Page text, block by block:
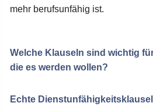
mehr berufsunfähig ist.
Welche Klauseln sind wichtig
die es werden wollen?
Echte Dienstunfähigkeitsklausel